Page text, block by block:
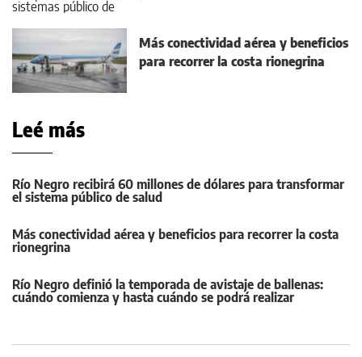
Más conectividad aérea y beneficios
para recorrer la costa rionegrina
Leé más
Río Negro recibirá 60 millones de dólares para transformar
el sistema público de salud
Más conectividad aérea y beneficios para recorrer la costa
rionegrina
Río Negro definió la temporada de avistaje de ballenas:
cuándo comienza y hasta cuándo se podrá realizar